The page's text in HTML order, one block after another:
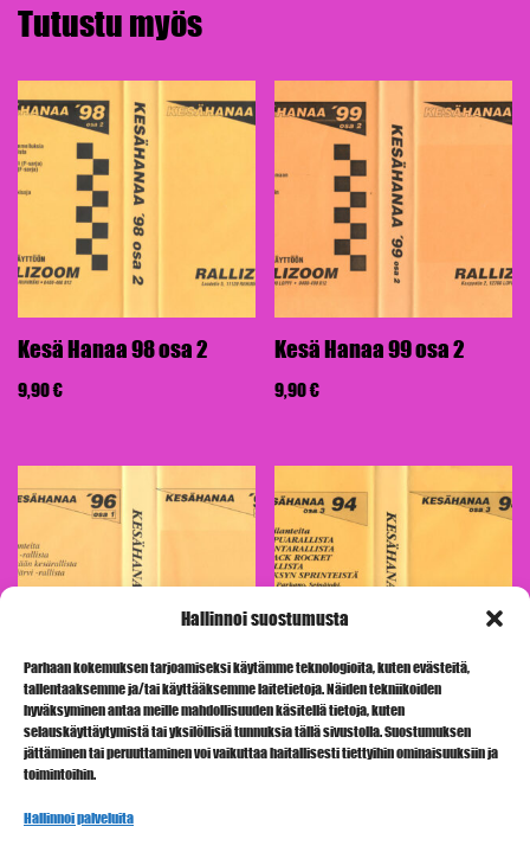
Hallinnoi suostumusta
Parhaan kokemuksen tarjoamiseksi käytämme teknologioita, kuten evästeitä,
tallentaaksemme ja/tai käyttääksemme laitetietoja. Näiden tekniikoiden
hyväksyminen antaa meille mahdollisuuden käsitellä tietoja, kuten
selauskäyttäytymistä tai yksilöllisiä tunnuksia tällä sivustolla. Suostumuksen
jättäminen tai peruuttaminen voi vaikuttaa haitallisesti tiettyihin ominaisuuksiin ja
toimintoihin.
Hallinnoi palveluita
Tutustu myös
Kesä Hanaa 98 osa 2
9,90€
Kesä Hanaa 99 osa 2
9,90€
Kesä Hanaa 96 osa 1
9,90€
Kesä Hanaa 94 osa 3